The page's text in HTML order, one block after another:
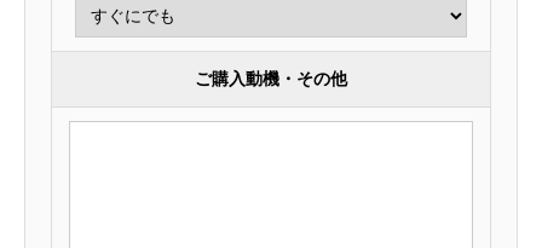
ご購入動機・その他